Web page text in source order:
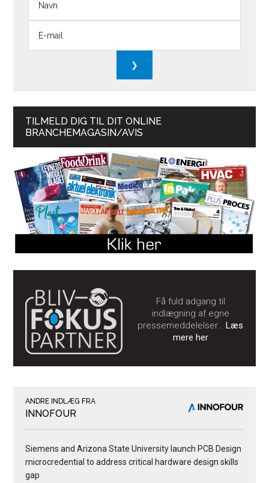
TILMELD DIG TIL DIT ONLINE
BRANCHEMAGASIN/AVIS
Få fuld adgang til
indlægning af egne
pressemeddelelser…Læs
mere her
ANDRE INDLÆG FRA
INNOFOUR
Siemens and Arizona State University launch PCB Design
microcredential to address critical hardware design skills
gap